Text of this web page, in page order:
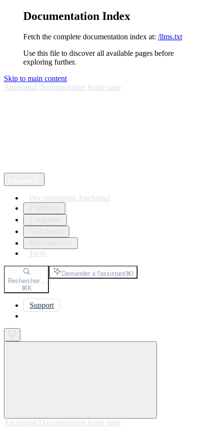
Documentation Index
Fetch the complete documentation index at: /llms.txt
Use this file to discover all available pages before
exploring further.
Skip to main content
AppSignal Documentation home page
Documentation AppSignal
Tarifs
Rechercher...
⌘K
Demander à l'assistant⌘I
Support
AppSignal Documentation home page